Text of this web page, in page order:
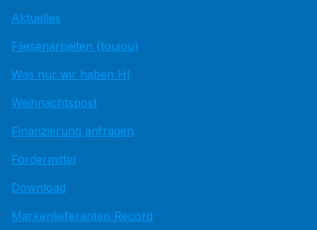
Aktuelles
Fliesenarbeiten (toujou)
Was nur wir haben HI
Weihnachtspost
Finanzierung anfragen
Fördermittel
Download
Markenlieferanten Record